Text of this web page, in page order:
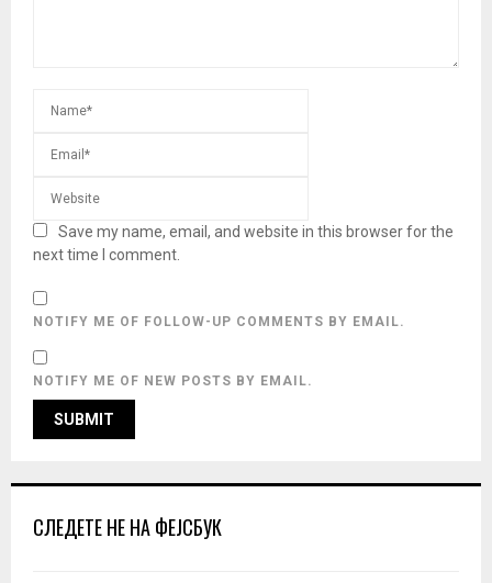
Save my name, email, and website in this browser for the
next time I comment.
NOTIFY ME OF FOLLOW-UP COMMENTS BY EMAIL.
NOTIFY ME OF NEW POSTS BY EMAIL.
СЛЕДЕТЕ НЕ НА ФЕЈСБУК